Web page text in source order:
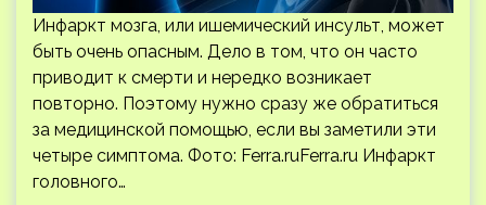
Инфаркт мозга, или ишемический инсульт, может
быть очень опасным. Дело в том, что он часто
приводит к смерти и нередко возникает
повторно. Поэтому нужно сразу же обратиться
за медицинской помощью, если вы заметили эти
четыре симптома. Фото: Ferra.ruFerra.ru Инфаркт
головного…